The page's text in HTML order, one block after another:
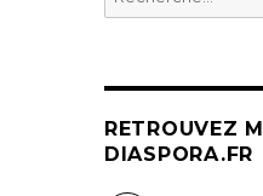
pour :
RETROUVEZ
DIASPORA.FR